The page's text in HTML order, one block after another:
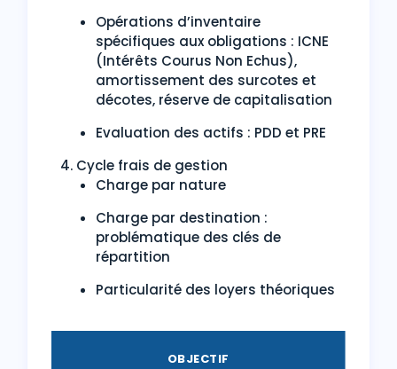
Opérations d’inventaire
spécifiques aux obligations : ICNE
(Intérêts Courus Non Echus),
amortissement des surcotes et
décotes, réserve de capitalisation
Evaluation des actifs : PDD et PRE
4. Cycle frais de gestion
Charge par nature
Charge par destination :
problématique des clés de
répartition
Particularité des loyers théoriques
OBJECTIF